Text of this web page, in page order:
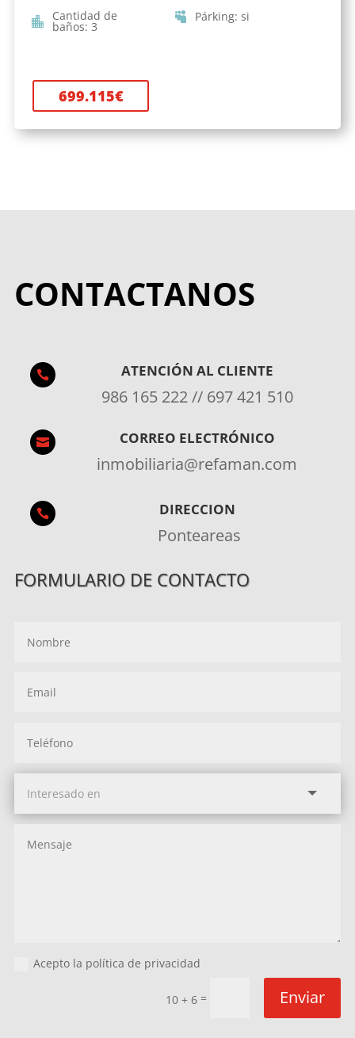
Cantidad de
baños: 3
Párking: si
699.115€
CONTACTANOS
 ATENCIÓN AL CLIENTE
986 165 222 // 697 421 510
 CORREO ELECTRÓNICO
inmobiliaria@refaman.com
 DIRECCION
Ponteareas
FORMULARIO DE CONTACTO
Acepto la política de privacidad
10 + 6 = Enviar